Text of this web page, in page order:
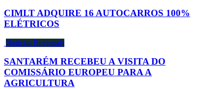
CIMLT ADQUIRE 16 AUTOCARROS 100%
ELÉTRICOS
Notícias Regionais
SANTARÉM RECEBEU A VISITA DO
COMISSÁRIO EUROPEU PARA A
AGRICULTURA